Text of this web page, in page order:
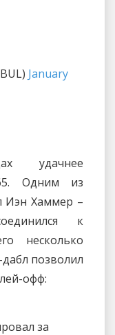
January
удачнее
Одним из
Иэн Хаммер –
к
несколько
позволил
офф:
за